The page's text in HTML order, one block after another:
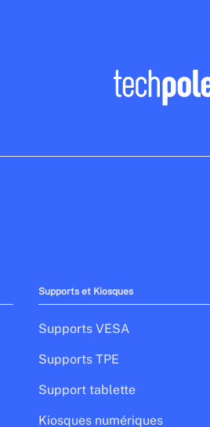
Supports et Kiosques
Supports VESA
Supports TPE
Support tablette
Kiosques numériques